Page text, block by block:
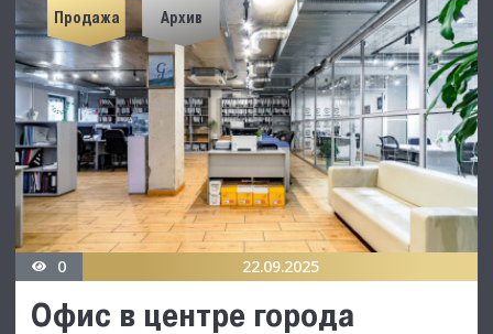
Продажа Архив
0 22.09.2025
Офис в центре города